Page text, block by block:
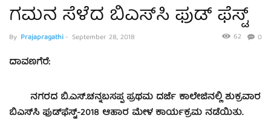
ಗಮನ ಸೆಳೆದ ಬಿಎಸ್‍ಸಿ ಫುಡ್ ಫೆಸ್ಟ್
By Prajapragathi- September 28, 2018 0
62
ದಾವಣಗೆರೆ:
ನಗರದ ಬಿ.ಎಸ್.ಚನ್ನಬಸಪ್ಪ ಪ್ರಥಮ ದರ್ಜೆ ಕಾಲೇಜಿನಲ್ಲಿ ಶುಕ್ರವಾರ
ಬಿಎಸ್‍ಸಿ ಫುಡ್‍ಫೆಸ್ಟ್-2018 ಆಹಾರ ಮೇಳ ಕಾರ್ಯಕ್ರಮ ನಡೆಯಿತು.